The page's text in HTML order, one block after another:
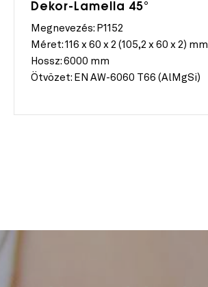
Dekor-Lamella 45°
Megnevezés: P1152
Méret: 116 x 60 x 2 (105,2 x 60 x 2) mm
Hossz: 6000 mm
Ötvözet: EN AW-6060 T66 (AlMgSi)